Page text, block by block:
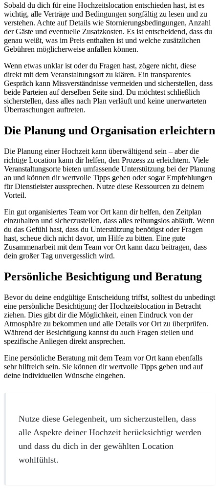
Sobald du dich für eine Hochzeitslocation entschieden hast, ist es
wichtig, alle Verträge und Bedingungen sorgfältig zu lesen und zu
verstehen. Achte auf Details wie Stornierungsbedingungen, Anzahl
der Gäste und eventuelle Zusatzkosten. Es ist entscheidend, dass du
genau weißt, was im Preis enthalten ist und welche zusätzlichen
Gebühren möglicherweise anfallen können.
Wenn etwas unklar ist oder du Fragen hast, zögere nicht, diese
direkt mit dem Veranstaltungsort zu klären. Ein transparentes
Gespräch kann Missverständnisse vermeiden und sicherstellen, dass
beide Parteien auf derselben Seite sind. Du möchtest schließlich
sicherstellen, dass alles nach Plan verläuft und keine unerwarteten
Überraschungen auftreten.
Die Planung und Organisation erleichtern
Die Planung einer Hochzeit kann überwältigend sein – aber die
richtige Location kann dir helfen, den Prozess zu erleichtern. Viele
Veranstaltungsorte bieten umfassende Unterstützung bei der Planung
an und können dir wertvolle Tipps geben oder sogar Empfehlungen
für Dienstleister aussprechen. Nutze diese Ressourcen zu deinem
Vorteil.
Ein gut organisiertes Team vor Ort kann dir helfen, den Zeitplan
einzuhalten und sicherzustellen, dass alles reibungslos abläuft. Wenn
du das Gefühl hast, dass du Unterstützung benötigst oder Fragen
hast, scheue dich nicht davor, um Hilfe zu bitten. Eine gute
Zusammenarbeit mit dem Team vor Ort kann dazu beitragen, dass
dein großer Tag unvergesslich wird.
Persönliche Besichtigung und Beratung
Bevor du deine endgültige Entscheidung triffst, solltest du unbedingt
eine persönliche Besichtigung der Hochzeitslocation in Betracht
ziehen. Dies gibt dir die Möglichkeit, einen Eindruck von der
Atmosphäre zu bekommen und alle Details vor Ort zu überprüfen.
Während der Besichtigung kannst du auch Fragen stellen und
spezifische Anliegen direkt ansprechen.
Eine persönliche Beratung mit dem Team vor Ort kann ebenfalls
sehr hilfreich sein. Sie können dir wertvolle Tipps geben und auf
deine individuellen Wünsche eingehen.
Nutze diese Gelegenheit, um sicherzustellen, dass
alle Aspekte deiner Hochzeit berücksichtigt werden
und dass du dich in der gewählten Location
wohlfühlst.